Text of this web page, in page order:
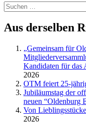
Suchen
nach:
Aus derselben
„Gemeinsam für
Kandidaten für das
2026
OTM feiert 25-
Jubiläumstag der
neuen “Oldenburg
Von
2026